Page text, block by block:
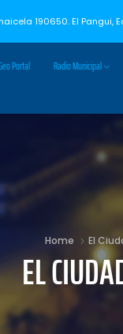
190650. El Pangui,
Portal Radio Municipal
Home El
EL